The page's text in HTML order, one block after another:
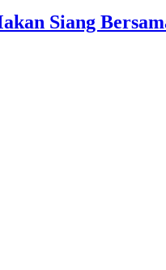
Siang